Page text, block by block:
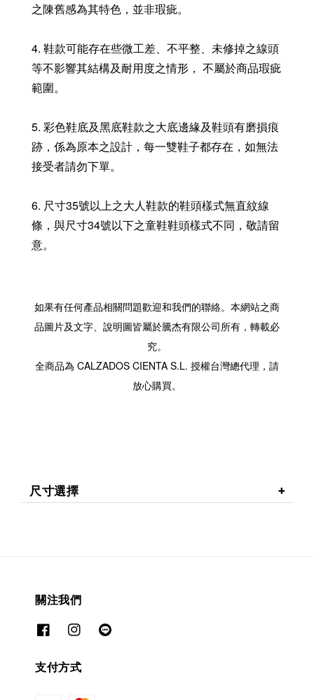
之陳舊感為其特色，並非瑕疵。
4. 鞋款可能存在些微工差、不平整、未修掉之線頭
等不影響其結構及耐用度之情形， 不屬於商品瑕疵
範圍。
5. 彩色鞋底及黑底鞋款之大底邊緣及鞋頭有磨損痕
跡，係為原本之設計，每一雙鞋子都存在，如無法
接受者請勿下單。
6. 尺寸35號以上之大人鞋款的鞋頭樣式無直紋線
條，與尺寸34號以下之童鞋鞋頭樣式不同，敬請留
意。
如果有任何產品相關問題歡迎和我們的聯絡。本網站之商
品圖片及文字、說明圖皆屬於騰杰有限公司所有，轉載必
究。
全商品為 CALZADOS CIENTA S.L. 授權台灣總代理，請
放心購買。
尺寸選擇
關注我們
支付方式